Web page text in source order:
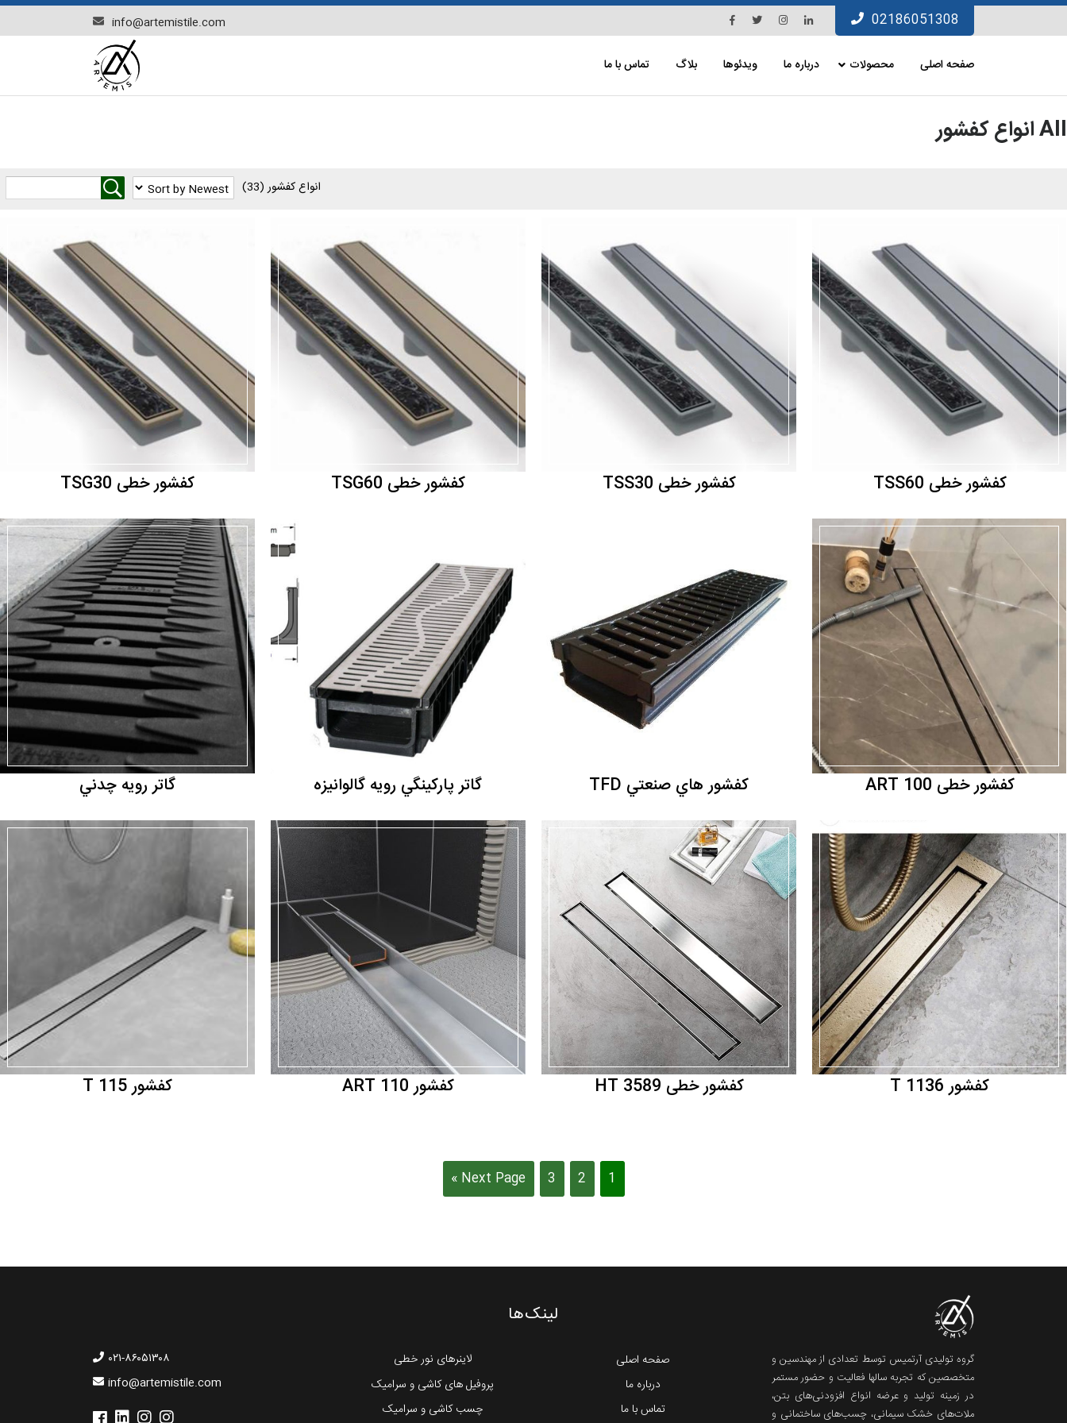
Skip
info@artemistile.com Facebook
TwitterInstagram
Linkedin02186051308
صفحه اصلی محصولات درباره ما ویدئوها بلاگ تماس با ما
All انواع کفشور
انواع کفشور (33)
کفشور خطی TSG30 کفشور خطی TSG60 کفشور خطی TSS30 کفشور خطی TSS60
گاتر رويه چدني گاتر پاركينگي رويه گالوانيزه كفشور هاي صنعتي TFD کفشور خطی ART 100
کفشور T 115 کفشور ART 110 کفشور خطی HT 3589 کفشور T 1136
1
2
3
Next Page »
گروه تولیدی آرتمیس توسط تعدادی از مهندسین و
متخصصین که تجربه سالها فعالیت و حضور مستمر
در زمینه تولید و عرضه انواع افزودنی‌های بتن،
ملات‌های خشک سیمانی، چسب‌های ساختمانی و
لینک‌ها
صفحه اصلی
لاینرهای نور خطی
درباره ما
پروفیل های کاشی و سرامیک
تماس با ما
چسب کاشی و سرامیک
۰۲۱-۸۶۰۵۱۳۰۸
info@artemistile.com